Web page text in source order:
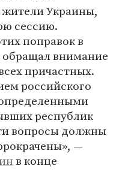
жители Украины,
сессию.
поправок в
внимание
причастных.
российского
республик
вопросы должны
—
в конце